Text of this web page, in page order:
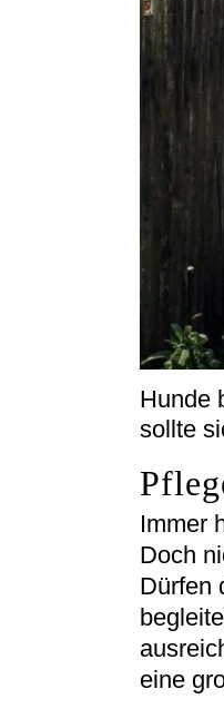
Hunde
sollte
Immer
Doch
Dürfen
eine